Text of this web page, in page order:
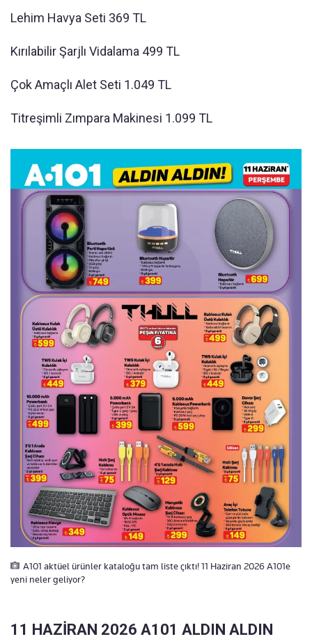
Lehim Havya Seti 369 TL
Kırılabilir Şarjlı Vidalama 499 TL
Çok Amaçlı Alet Seti 1.049 TL
Titreşimli Zımpara Makinesi 1.099 TL
A101 aktüel ürünler kataloğu tam liste çıktı! 11 Haziran 2026 A101e
yeni neler geliyor?
11 HAZİRAN 2026 A101 ALDIN ALDIN